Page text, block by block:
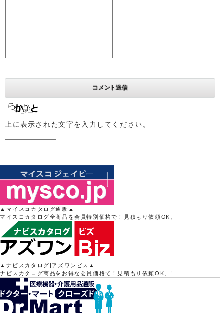
上に表示された文字を入力してください。
▲マイスコカタログ通販▲
マイスコカタログ全商品を会員特別価格で！見積もり依頼OK。
▲ナビスカタログ|アズワンビス▲
ナビスカタログ商品をお得な会員価格で！見積もり依頼OK。!